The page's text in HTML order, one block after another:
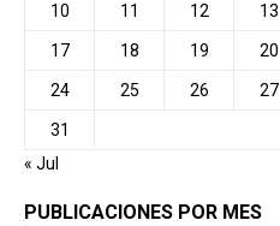
10 11 12 13
17 18 19 20
24 25 26 27
31
« Jul
PUBLICACIONES POR MES